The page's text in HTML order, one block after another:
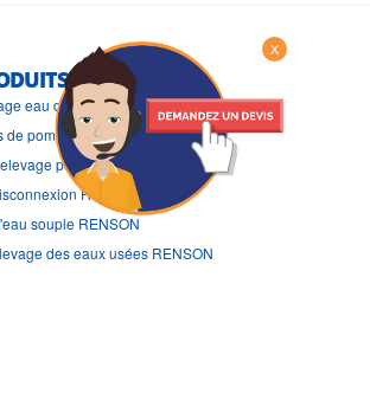
eau de pluie RENSON
de pompe de puits Renson
pour lisier RENSON
RENSON
souple RENSON
des eaux usées RENSON
X